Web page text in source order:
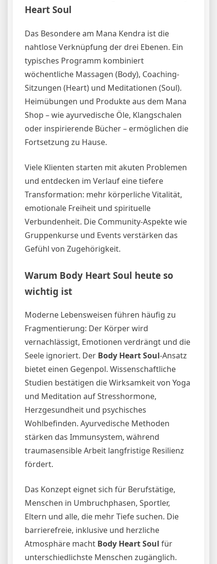
Heart Soul
Das Besondere am Mana Kendra ist die
nahtlose Verknüpfung der drei Ebenen. Ein
typisches Programm kombiniert
wöchentliche Massagen (Body), Coaching-
Sitzungen (Heart) und Meditationen (Soul).
Heimübungen und Produkte aus dem Mana
Shop – wie ayurvedische Öle, Klangschalen
oder inspirierende Bücher – ermöglichen die
Fortsetzung zu Hause.
Viele Klienten starten mit akuten Problemen
und entdecken im Verlauf eine tiefere
Transformation: mehr körperliche Vitalität,
emotionale Freiheit und spirituelle
Verbundenheit. Die Community-Aspekte wie
Gruppenkurse und Events verstärken das
Gefühl von Zugehörigkeit.
Warum Body Heart Soul heute so
wichtig ist
Moderne Lebensweisen führen häufig zu
Fragmentierung: Der Körper wird
vernachlässigt, Emotionen verdrängt und die
Seele ignoriert. Der Body Heart Soul-Ansatz
bietet einen Gegenpol. Wissenschaftliche
Studien bestätigen die Wirksamkeit von Yoga
und Meditation auf Stresshormone,
Herzgesundheit und psychisches
Wohlbefinden. Ayurvedische Methoden
stärken das Immunsystem, während
traumasensible Arbeit langfristige Resilienz
fördert.
Das Konzept eignet sich für Berufstätige,
Menschen in Umbruchphasen, Sportler,
Eltern und alle, die mehr Tiefe suchen. Die
barrierefreie, inklusive und herzliche
Atmosphäre macht Body Heart Soul für
unterschiedlichste Menschen zugänglich.